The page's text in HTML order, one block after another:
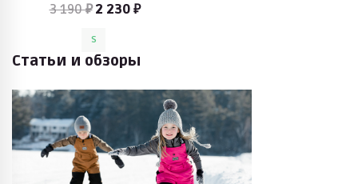
3 190 ₽ 2 230 ₽
S
Статьи и обзоры